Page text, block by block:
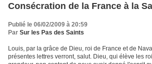
Consécration de la France à la
Publié le 06/02/2009 à 20:59
Par Sur les Pas des Saints
Louis, par la grâce de Dieu, roi de France et de
présentes lettres verront, salut. Dieu, qui élève les